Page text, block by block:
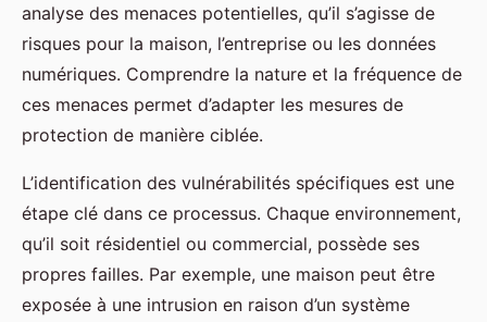
analyse des menaces potentielles, qu’il s’agisse de
risques pour la maison, l’entreprise ou les données
numériques. Comprendre la nature et la fréquence de
ces menaces permet d’adapter les mesures de
protection de manière ciblée.
L’identification des vulnérabilités spécifiques est une
étape clé dans ce processus. Chaque environnement,
qu’il soit résidentiel ou commercial, possède ses
propres failles. Par exemple, une maison peut être
exposée à une intrusion en raison d’un système